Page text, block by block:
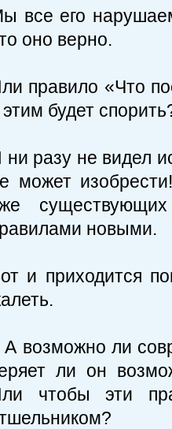
все его
оно верно.
правило «Что
этим будет
ни разу не видел
может
новыми.
и приходится
А возможно ли
ли он
чтобы эти